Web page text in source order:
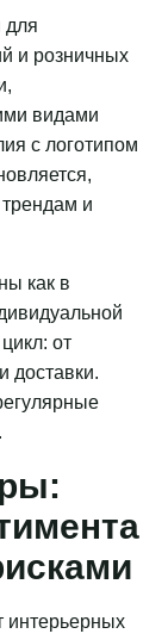
для
и розничных
видами
с логотипом
и
как в
от
доставки.
интерьерных